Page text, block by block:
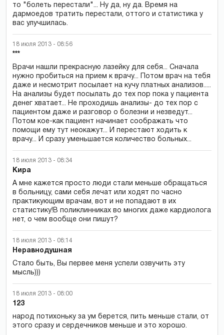
то "болеть перестали"... Ну да, ну да. Время на
дармоедов тратить перестали, оттого и статистика у
вас улучшилась.
18 июля 2013 - 08:56
***
Врачи нашли прекрасную лазейку для себя... Сначала
нужно пробиться на прием к врачу... Потом врач на тебя
даже и несмотрит посылает на кучу платных анализов.....
На анализы будет посылать до тех пор пока у пациента
денег хватает... Не проходишь анализы- до тех пор с
пациентом даже и разговор о болезни и незведут...
Потом кое-как пациент начинает соображать что
помощи ему тут неокажут... И перестают ходить к
врачу... И сразу уменьшается количество больных...
18 июля 2013 - 08:34
Кира
А мне кажется просто люди стали меньше обращаться
в больницу, сами себя лечат или ходят по часно
практикующим врачам, вот и не попадают в их
статистику!В поликлинниках во многих даже кардиолога
нет, о чем вообще они пишут?
18 июля 2013 - 08:14
Неравнодушная
Стало быть, Вы первее меня успели озвучить эту
мысль)))
18 июля 2013 - 08:00
123
народ потихоньку за ум берется, пить меньше стали, от
этого сразу и сердечников меньше и это хорошо.